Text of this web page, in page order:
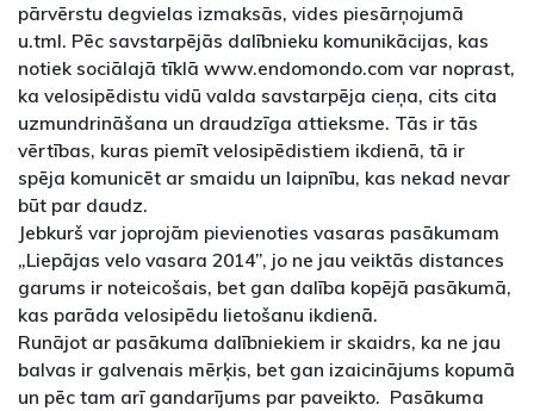
pārvērstu degvielas izmaksās, vides piesārņojumā
u.tml. Pēc savstarpējās dalībnieku komunikācijas, kas
notiek sociālajā tīklā www.endomondo.com var noprast,
ka velosipēdistu vidū valda savstarpēja cieņa, cits cita
uzmundrināšana un draudzīga attieksme. Tās ir tās
vērtības, kuras piemīt velosipēdistiem ikdienā, tā ir
spēja komunicēt ar smaidu un laipnību, kas nekad nevar
būt par daudz.
Jebkurš var joprojām pievienoties vasaras pasākumam
„Liepājas velo vasara 2014”, jo ne jau veiktās distances
garums ir noteicošais, bet gan dalība kopējā pasākumā,
kas parāda velosipēdu lietošanu ikdienā.
Runājot ar pasākuma dalībniekiem ir skaidrs, ka ne jau
balvas ir galvenais mērķis, bet gan izaicinājums kopumā
un pēc tam arī gandarījums par paveikto. Pasākuma